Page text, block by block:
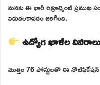
మనకు ఈ భారీ రిక్రూట్మెంట్ ప్రముఖ
విడుదలకావడం జరిగింది.
ఉద్యోగ ఖాళీల
మొత్తం 76 పోస్టులతో ఈ